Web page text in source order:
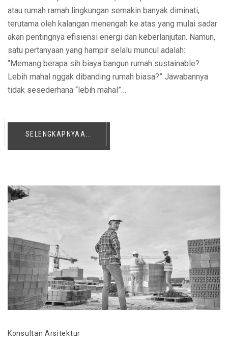
atau rumah ramah lingkungan semakin banyak diminati,
terutama oleh kalangan menengah ke atas yang mulai sadar
akan pentingnya efisiensi energi dan keberlanjutan. Namun,
satu pertanyaan yang hampir selalu muncul adalah:
“Memang berapa sih biaya bangun rumah sustainable?
Lebih mahal nggak dibanding rumah biasa?” Jawabannya
tidak sesederhana “lebih mahal”…
SELENGKAPNYAA...
Konsultan Arsitektur